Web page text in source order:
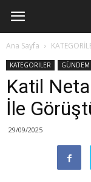
Ana Sayfa
KATEGORİLER GÜNDEM
Katil
İle
29/09/2025